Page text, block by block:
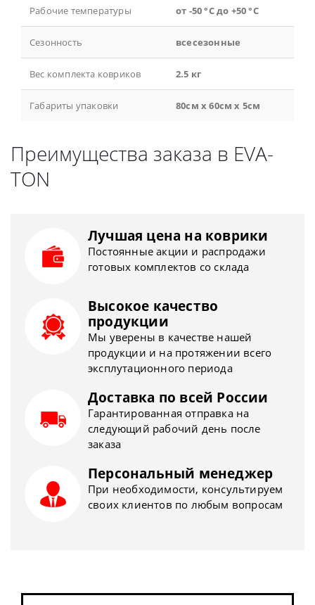
Рабочие температуры от -50 °С до +50 °С
Сезонность всесезонные
Вес комплекта ковриков 2.5 кг
Габариты упаковки 80см x 60см x 5см
Преимущества заказа в EVA-
TON
Лучшая цена на коврики
Постоянные акции и распродажи
готовых комплектов со склада
Высокое качество
продукции
Мы уверены в качестве нашей
продукции и на протяжении всего
эксплутационного периода
Доставка по всей России
Гарантированная отправка на
следующий рабочий день после
заказа
Персональный менеджер
При необходимости, консультируем
своих клиентов по любым вопросам